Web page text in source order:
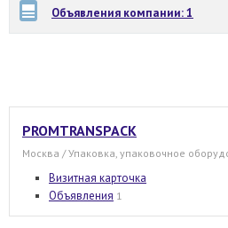
Объявления компании: 1
PROMTRANSPACK
Москва / Упаковка, упаковочное
Визитная карточка
Объявления 1